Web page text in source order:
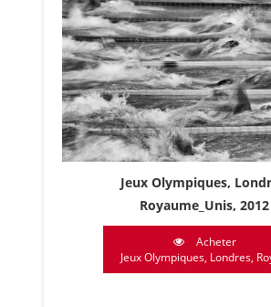
Jeux Olympiques,
Royaume_Unis, 2012
Acheter
Jeux Olympiques, Londres,